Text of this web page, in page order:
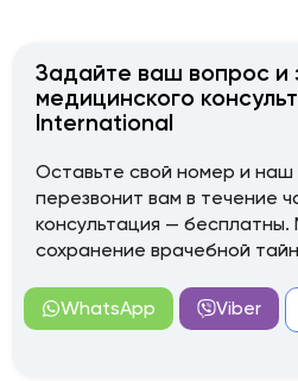
Задайте ваш вопрос и
медицинского
International
Оставьте свой номер и наш
перезвонит вам в течение
консультация —
сохранение врачебной
WhatsApp Viber